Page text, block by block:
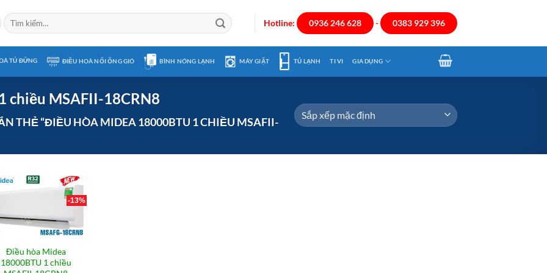
Tìm
kiếm:
Hotline: 0936 246 628 - 0383 929 396
TỦ ĐỨNG ĐIỀU HOÀ NỐI ỐNG GIÓ BÌNH NÓNG LẠNH MÁY GIẶT TỦ LẠNH TI VI GIA DỤNG
chiều MSAFII-18CRN8
THẺ “ĐIỀU HÒA MIDEA 18000BTU 1 CHIỀU MSAFII-
-13%
Điều hòa Midea
18000BTU 1 chiều